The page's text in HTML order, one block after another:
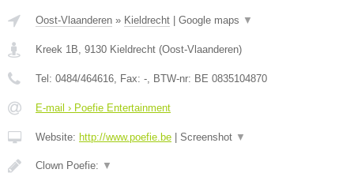
Oost-Vlaanderen » Kieldrecht Google maps ▼
Kreek 1B, 9130 Kieldrecht (Oost-Vlaanderen)
Tel: 0484/464616, Fax: -, BTW-nr: BE 0835104870
E-mail › Poefie Entertainment
Website: http://www.poefie.be Screenshot ▼
Clown Poefie: ▼